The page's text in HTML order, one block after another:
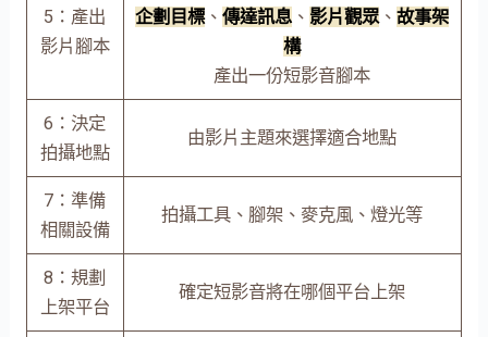
5：產出
影片腳本
企劃目標、傳達訊息 、 影片觀眾、故事架
構
產出一份短影音腳本
6：決定
拍攝地點
由影片主題來選擇適合地點
7：準備
相關設備
拍攝工具、腳架、麥克風、燈光等
8：規劃
上架平台
確定短影音將在哪個平台上架